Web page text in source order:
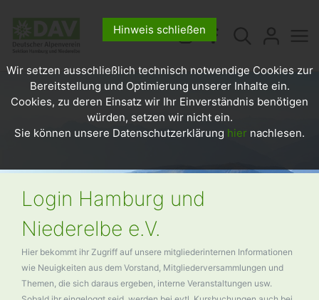
Login Hamburg und
Niederelbe e.V.
Hier bekommt ihr Zugriff auf unsere mitgliederinternen Informationen
wie Neuigkeiten aus dem Vorstand, Mitgliederversammlungen und
Themen, die sich daraus ergeben, interne Veranstaltungen usw.
Hinweis schließen
Wir setzen ausschließlich technisch notwendige Cookies zur
Bereitstellung und Optimierung unserer Inhalte ein.
Cookies, zu deren Einsatz wir Ihr Einverständnis benötigen
würden, setzen wir nicht ein.
Sie können unsere Datenschutzerklärung hier nachlesen.